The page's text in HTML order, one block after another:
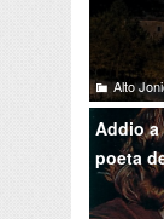
Alto
Addio
poeta